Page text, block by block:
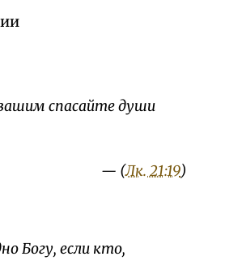
спасайте души
— (Лк. 21:19)
Богу, если кто,